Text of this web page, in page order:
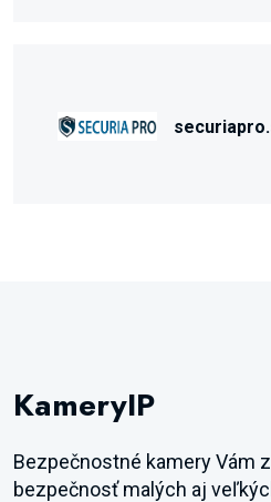
KameryIP
Bezpečnostné kamery Vám
bezpečnosť malých aj